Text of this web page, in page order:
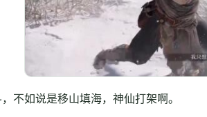
不如说是移山填海，神仙打架啊。